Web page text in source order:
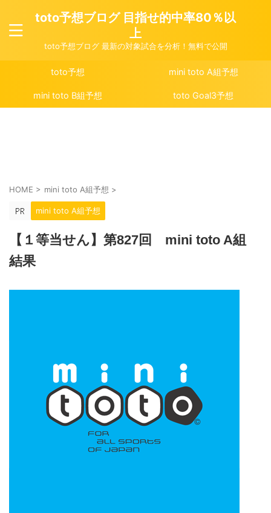
toto予想ブログ 目指せ的中率80％以
上
toto予想ブログ 最新の対象試合を分析！無料で公開
toto予想 mini toto A組予想
mini toto B組予想 toto Goal3予想
HOME > mini toto A組予想 >
mini toto A組予想
【１等当せん】第827回 mini toto A組
結果